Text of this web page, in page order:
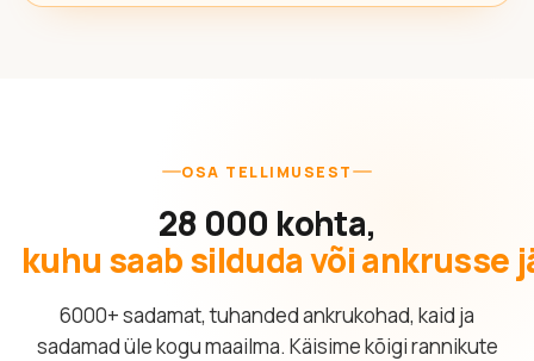
OSA TELLIMUSEST
28 000 kohta,
kuhu saab silduda või ankrusse
6000+ sadamat, tuhanded ankrukohad, kaid ja
sadamad üle kogu maailma. Käisime kõigi rannikute